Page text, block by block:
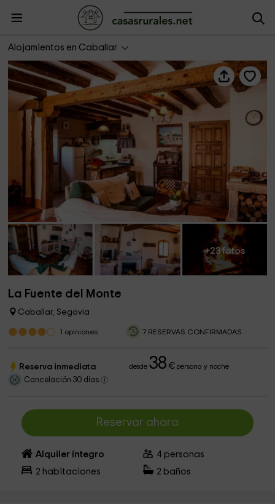
Alojamientos en Caballar
La Fuente del Monte
+23 fotos
La Fuente del Monte
Caballar, Segovia
1 opiniones 7 RESERVAS CONFIRMADAS
Reserva inmediata desde38 €persona y noche
Cancelación 30 días
Reservar ahora
Alquiler íntegro 4 personas
2 habitaciones 2 baños